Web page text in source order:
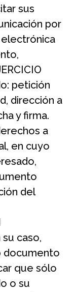
sus
por
petición
dirección a
y firma.
a
en cuyo
del
caso,
documento
que sólo
o su